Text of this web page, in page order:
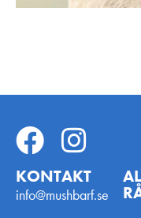
KONTAKT
info@mushbarf.se